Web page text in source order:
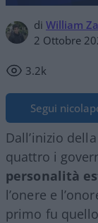
di William
2 Ottobre
3.2k
Segui
Dall’inizio
quattro i
personalità
l’onere e
primo fu